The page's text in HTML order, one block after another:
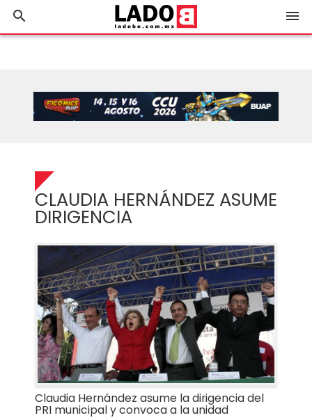
search menu
CLAUDIA HERNÁNDEZ ASUME
DIRIGENCIA
Claudia Hernández asume la dirigencia del
PRI municipal y convoca a la unidad